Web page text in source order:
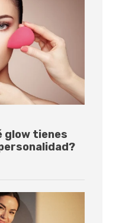
glow tienes